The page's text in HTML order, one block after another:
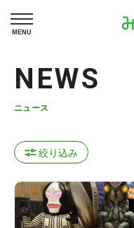
MENU
NEWS
ニュース
絞り込み